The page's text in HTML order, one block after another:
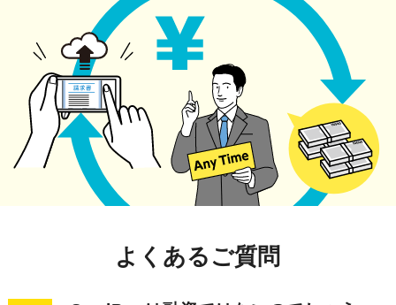
よくあるご質問